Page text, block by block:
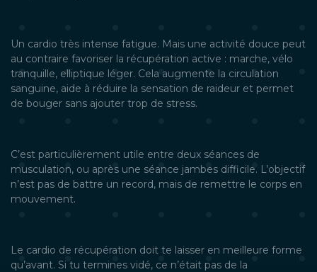
Un cardio très intense fatigue. Mais une activité douce peut
au contraire favoriser la récupération active : marche, vélo
tranquille, elliptique léger. Cela augmente la circulation
sanguine, aide à réduire la sensation de raideur et permet
de bouger sans ajouter trop de stress.
C’est particulièrement utile entre deux séances de
musculation, ou après une séance jambes difficile. L’objectif
n’est pas de battre un record, mais de remettre le corps en
mouvement.
Le cardio de récupération doit te laisser en meilleure forme
qu’avant. Si tu termines vidé, ce n’était pas de la